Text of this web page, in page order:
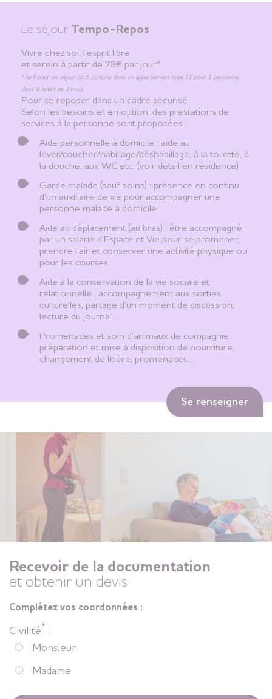
Le séjour Tempo-Repos
Vivre chez soi, l’esprit libre
et serein à partir de 78€ par jour*
*Tarif pour un séjour tout compris dans un appartement type T1 pour 1 personne,
dans la limite de 3 mois
Pour se reposer dans un cadre sécurisé
Selon les besoins et en option, des prestations de
services à la personne sont proposées :
Aide personnelle à domicile : aide au
lever/coucher/habillage/déshabillage, à la toilette, à
la douche, aux WC etc. (voir détail en résidence)
Garde malade (sauf soins) : présence en continu
d’un auxiliaire de vie pour accompagner une
personne malade à domicile
Aide au déplacement (au bras) : être accompagné
par un salarié d’Espace et Vie pour se promener,
prendre l’air et conserver une activité physique ou
pour les courses
Aide à la conservation de la vie sociale et
relationnelle : accompagnement aux sorties
culturelles, partage d’un moment de discussion,
lecture du journal…
Promenades et soin d’animaux de compagnie,
préparation et mise à disposition de nourriture,
changement de litière, promenades…
Se renseigner
Recevoir de la documentation
et obtenir un devis
Complétez vos coordonnées :
Civilité* :
Monsieur
Madame